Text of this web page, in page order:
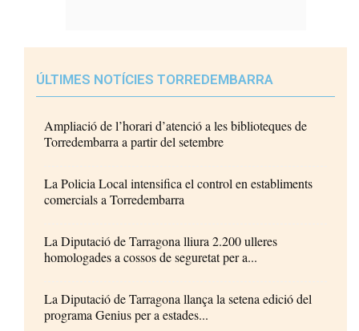
ÚLTIMES NOTÍCIES TORREDEMBARRA
Ampliació de l’horari d’atenció a les biblioteques de
Torredembarra a partir del setembre
La Policia Local intensifica el control en establiments
comercials a Torredembarra
La Diputació de Tarragona lliura 2.200 ulleres
homologades a cossos de seguretat per a...
La Diputació de Tarragona llança la setena edició del
programa Genius per a estades...